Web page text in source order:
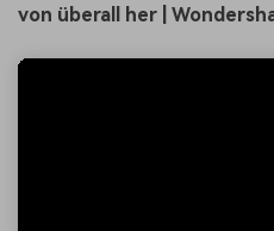
von überall her |